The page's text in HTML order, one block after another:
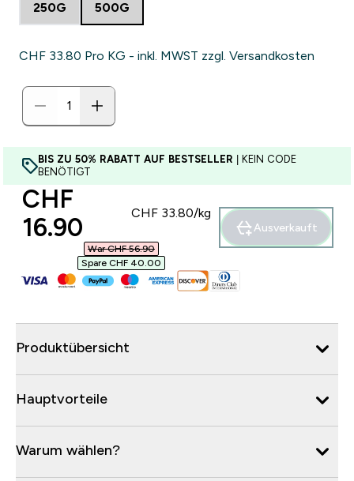
250G 500G
CHF 33.80‎ Pro KG - inkl. MWST zzgl. Versandkosten
BIS ZU 50% RABATT AUF BESTSELLER | KEIN CODE
BENÖTIGT
discounted price
CHF
16.90‎
CHF 33.80‎/kg
War CHF 56.90‎
Spare CHF 40.00‎
Ausverkauft
Produktübersicht
Hauptvorteile
Warum wählen?